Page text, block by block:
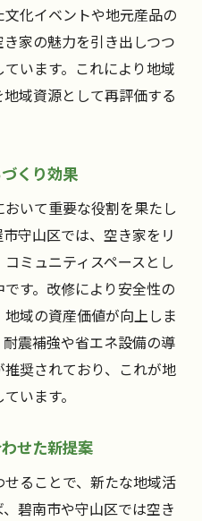
化イベントや地元産品の
家の魅力を引き出しつつ
います。これにより地域
域資源として再評価する
くり効果
いて重要な役割を果たし
守山区では、空き家をリ
ミュニティスペースとし
す。改修により安全性の
域の資産価値が向上しま
震補強や省エネ設備の導
奨されており、これが地
います。
せた新提案
ることで、新たな地域活
碧南市や守山区では空き